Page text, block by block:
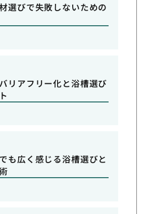
選びで失敗しないための
リアフリー化と浴槽選び
も広く感じる浴槽選びと